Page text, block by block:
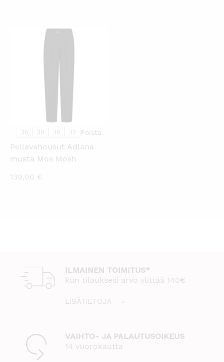
69,00 €.
KATSO PIKANÄKYMÄ
36 38 40 42 Poista
Pellavahousut Adlana
musta Mos Mosh
139,00 €
ILMAINEN TOIMITUS*
kun tilauksesi arvo ylittää 140€
LISÄTIETOJA
VAIHTO- JA PALAUTUSOIKEUS
14 vuorokautta